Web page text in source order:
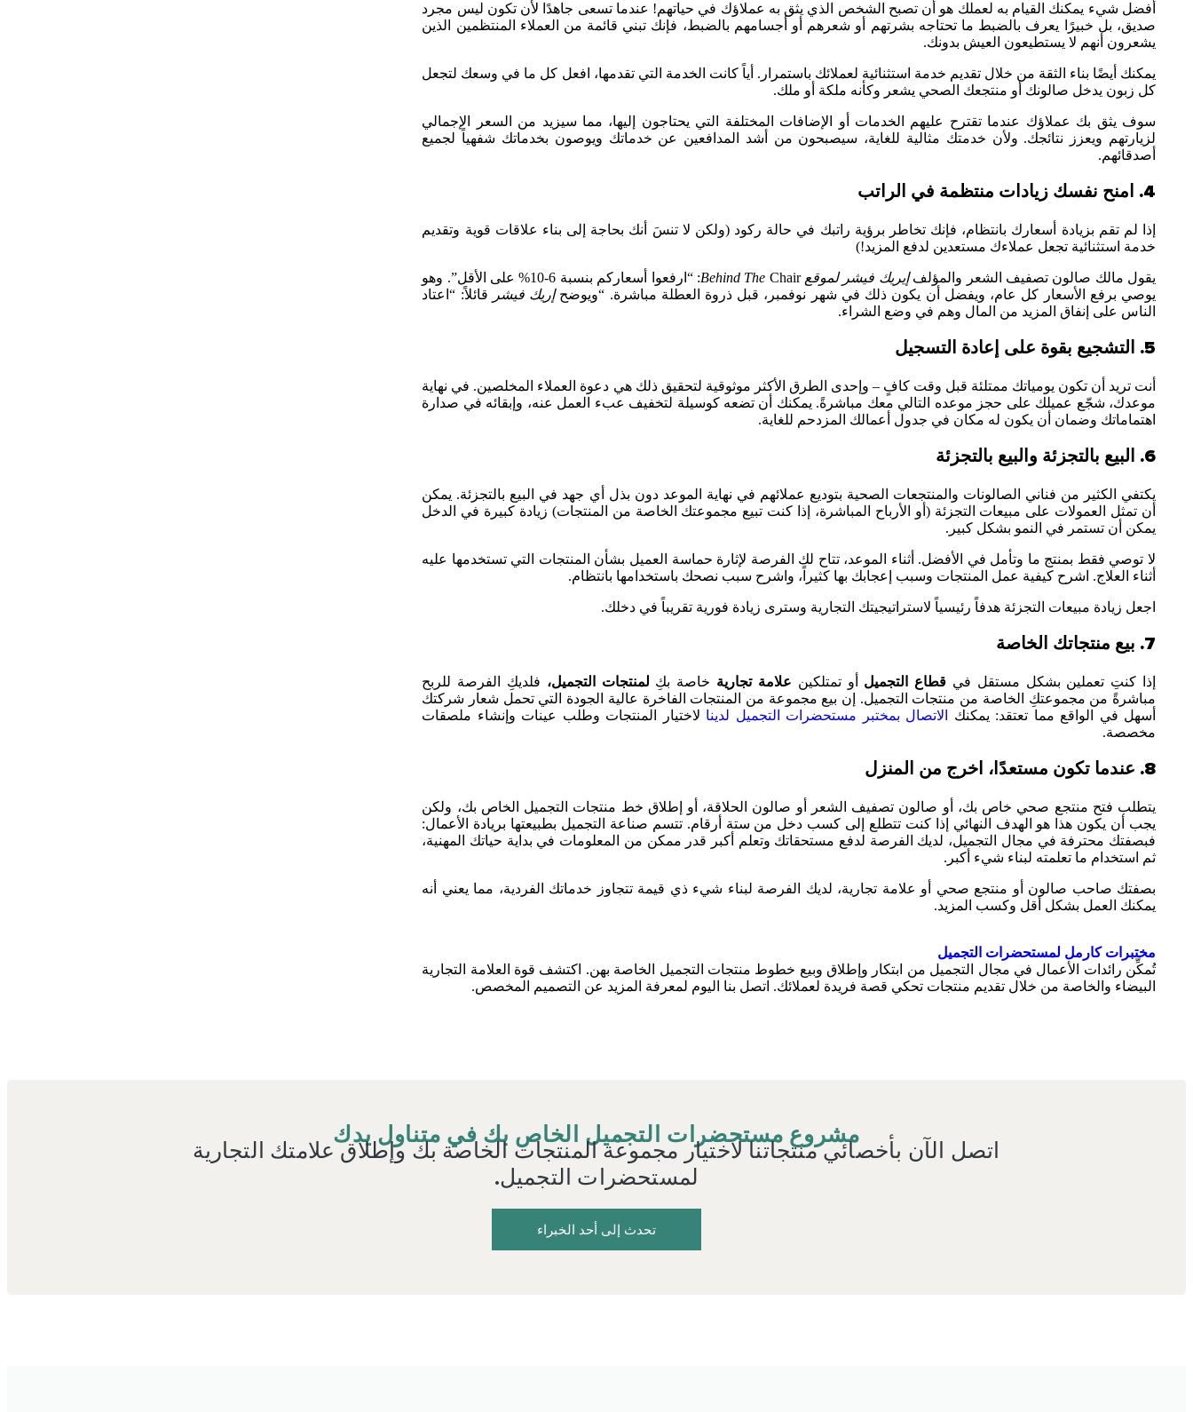
أفضل شيء يمكنك القيام به لعملك هو أن تصبح الشخص الذي يثق به عملاؤك في حياتهم! عندما تسعى جاهدًا لأن تكون ليس مجرد
صديق، بل خبيرًا يعرف بالضبط ما تحتاجه بشرتهم أو شعرهم أو أجسامهم بالضبط، فإنك تبني قائمة من العملاء المنتظمين الذين
يشعرون أنهم لا يستطيعون العيش بدونك.
يمكنك أيضًا بناء الثقة من خلال تقديم خدمة استثنائية لعملائك باستمرار. أياً كانت الخدمة التي تقدمها، افعل كل ما في وسعك لتجعل
كل زبون يدخل صالونك أو منتجعك الصحي يشعر وكأنه ملكة أو ملك.
سوف يثق بك عملاؤك عندما تقترح عليهم الخدمات أو الإضافات المختلفة التي يحتاجون إليها، مما سيزيد من السعر الإجمالي
لزيارتهم ويعزز نتائجك. ولأن خدمتك مثالية للغاية، سيصبحون من أشد المدافعين عن خدماتك ويوصون بخدماتك شفهياً لجميع
أصدقائهم.
4. امنح نفسك زيادات منتظمة في الراتب
إذا لم تقم بزيادة أسعارك بانتظام، فإنك تخاطر برؤية راتبك في حالة ركود (ولكن لا تنسَ أنك بحاجة إلى بناء علاقات قوية وتقديم
خدمة استثنائية تجعل عملاءك مستعدين لدفع المزيد!)
يقول مالك صالون تصفيف الشعر والمؤلفإيريك فيشر لموقع Behind The
Chair: “ارفعوا أسعاركم بنسبة 6-10% على الأقل”. وهو
يوصي برفع الأسعار كل عام، ويفضل أن يكون ذلك في شهر نوفمبر، قبل ذروة العطلة مباشرة. “ويوضحإريك فيشر
قائلاً: “اعتاد
الناس على إنفاق المزيد من المال وهم في وضع الشراء.
5. التشجيع بقوة على إعادة التسجيل
أنت تريد أن تكون يومياتك ممتلئة قبل وقت كافٍ – وإحدى الطرق الأكثر موثوقية لتحقيق ذلك هي دعوة العملاء المخلصين. في نهاية
موعدك، شجّع عميلك على حجز موعده التالي معك مباشرةً. يمكنك أن تضعه كوسيلة لتخفيف عبء العمل عنه، وإبقائه في صدارة
اهتماماتك وضمان أن يكون له مكان في جدول أعمالك المزدحم للغاية.
6. البيع بالتجزئة والبيع بالتجزئة
يكتفي الكثير من فناني الصالونات والمنتجعات الصحية بتوديع عملائهم في نهاية الموعد دون بذل أي جهد في البيع بالتجزئة. يمكن
أن تمثل العمولات على مبيعات التجزئة (أو الأرباح المباشرة، إذا كنت تبيع مجموعتك الخاصة من المنتجات) زيادة كبيرة في الدخل
يمكن أن تستمر في النمو بشكل كبير.
لا توصي فقط بمنتج ما وتأمل في الأفضل. أثناء الموعد، تتاح لك الفرصة لإثارة حماسة العميل بشأن المنتجات التي تستخدمها عليه
أثناء العلاج. اشرح كيفية عمل المنتجات وسبب إعجابك بها كثيراً، واشرح سبب نصحك باستخدامها بانتظام.
اجعل زيادة مبيعات التجزئة هدفاً رئيسياً لاستراتيجيتك التجارية وسترى زيادة فورية تقريباً في دخلك.
7. بيع منتجاتك الخاصة
إذا كنتِ تعملين بشكل مستقل في قطاع التجميل أو تمتلكين علامة تجارية خاصة بكِ لمنتجات التجميل، فلديكِ الفرصة للربح
مباشرةً من مجموعتكِ الخاصة من منتجات التجميل. إن بيع مجموعة من المنتجات الفاخرة عالية الجودة التي تحمل شعار شركتك
أسهل في الواقع مما تعتقد: يمكنك
الاتصال بمختبر مستحضرات التجميل لدينا لاختيار المنتجات وطلب عينات وإنشاء ملصقات
مخصصة.
8. عندما تكون مستعدًا، اخرج من المنزل
يتطلب فتح منتجع صحي خاص بك، أو صالون تصفيف الشعر أو صالون الحلاقة، أو إطلاق خط منتجات التجميل الخاص بك، ولكن
يجب أن يكون هذا هو الهدف النهائي إذا كنت تتطلع إلى كسب دخل من ستة أرقام. تتسم صناعة التجميل بطبيعتها بريادة الأعمال:
فبصفتك محترفة في مجال التجميل، لديك الفرصة لدفع مستحقاتك وتعلم أكبر قدر ممكن من المعلومات في بداية حياتك المهنية،
ثم استخدام ما تعلمته لبناء شيء أكبر.
بصفتك صاحب صالون أو منتجع صحي أو علامة تجارية، لديك الفرصة لبناء شيء ذي قيمة تتجاوز خدماتك الفردية، مما يعني أنه
يمكنك العمل بشكل أقل وكسب المزيد.
مختبرات كارمل لمستحضرات التجميل
تُمكِّن رائدات الأعمال في مجال التجميل من ابتكار وإطلاق وبيع خطوط منتجات التجميل الخاصة بهن. اكتشف قوة العلامة التجارية
البيضاء والخاصة من خلال تقديم منتجات تحكي قصة فريدة لعملائك. اتصل بنا اليوم لمعرفة المزيد عن التصميم المخصص.
مشروع مستحضرات التجميل الخاص بك في متناول يدك
اتصل الآن بأخصائي منتجاتنا لاختيار مجموعة المنتجات الخاصة بك وإطلاق علامتك التجارية
لمستحضرات التجميل.
تحدث إلى أحد الخبراء